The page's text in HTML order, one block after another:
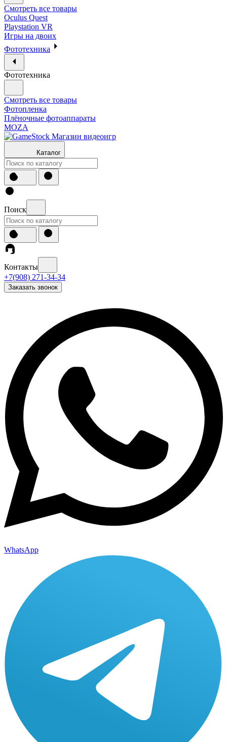
Смотреть все товары
Oculus Quest
Playstation VR
Игры на двоих
Фототехника
Фототехника
Смотреть все товары
Фотопленка
Плёночные фотоаппараты
MOZA
Каталог
Поиск
Контакты
+7(908) 271-34-34
Заказать звонок
WhatsApp